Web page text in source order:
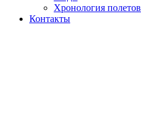
Хронология полетов
Контакты